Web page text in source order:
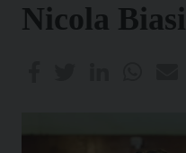
Nicola Biasi